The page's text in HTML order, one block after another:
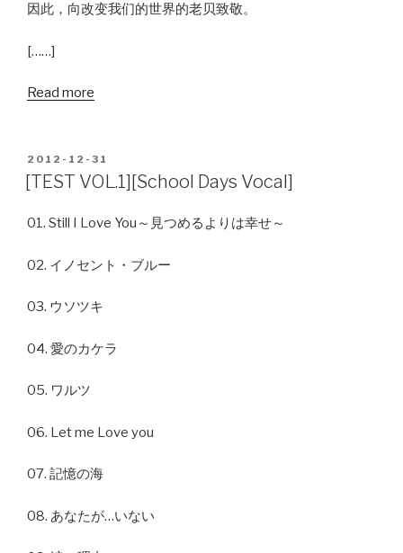
因此，向改变我们的世界的老贝致敬。
[……]
Read more
POSTED
ON
2012-12-31
[TEST VOL.1][School Days Vocal]
01. Still I Love You～見つめるよりは幸せ～
02. イノセント・ブルー
03. ウソツキ
04. 愛のカケラ
05. ワルツ
06. Let me Love you
07. 記憶の海
08. あなたが…いない